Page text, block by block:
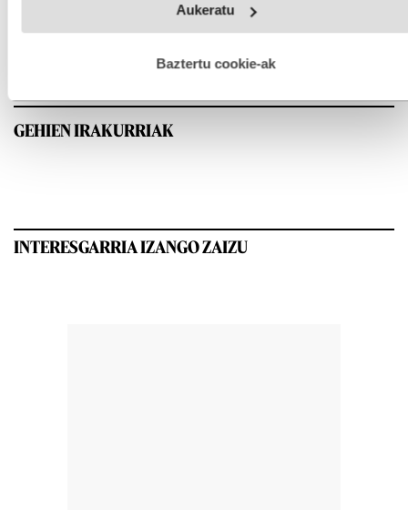
fitxategiak erabiltzen ditu. Zure esperientzia eta zerbitzuak
esplizitua ematen diguzu.Gehiago irakurri
Aukeratu
Baztertu cookie-ak
GEHIEN IRAKURRIAK
INTERESGARRIA IZANGO ZAIZU